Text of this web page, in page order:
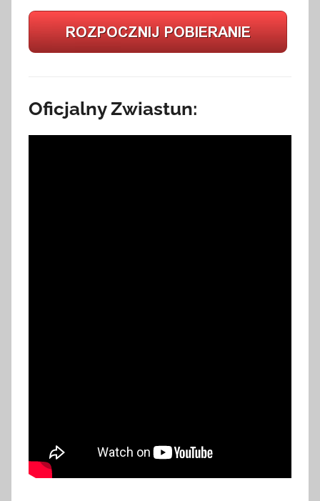
Oficjalny Zwiastun: